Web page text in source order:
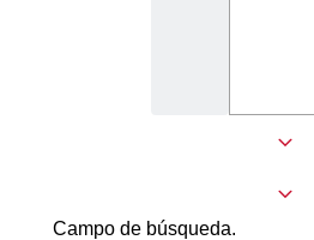
Campo de búsqueda.